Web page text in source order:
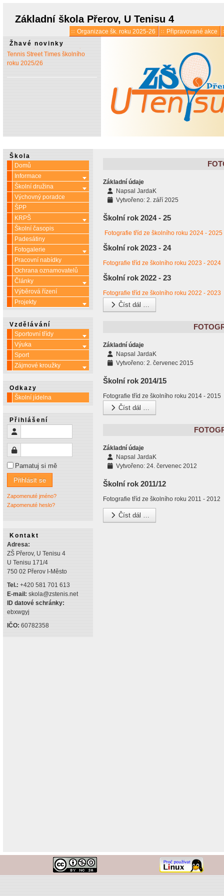
Základní škola Přerov, U Tenisu 4
Organizace šk. roku 2025-26
Připravované akce
Žhavé novinky
prázdninách
* 13. 5.:Vyšlo 6. číslo časopisu
Tennis Street Times školního
roku 2025/26
Škola
Domů
Informace
Více o: Informace
Školní družina Více o: Školní družina
Výchovný poradce
ŠPP
KRPŠ
Více o: KRPŠ
Školní časopis
Padesátiny
Fotogalerie
Více o: Fotogalerie
Pracovní nabídky
Ochrana oznamovatelů
Články
Více o: Články
Výběrová řízení
Projekty
Více o: Projekty
Vzdělávání
Sportovní třídy
Více o: Sportovní třídy
Výuka Více o: Výuka
Sport
Zájmové kroužky
Více o: Zájmové kroužky
Odkazy
Školní jídelna
Přihlášení
Heslo
Pamatuj si mě
Přihlásit se
Zapomenuté jméno?
Zapomenuté heslo?
Kontakt
Adresa:
ZŠ Přerov, U Tenisu 4
U Tenisu 171/4
750 02 Přerov I-Město
Tel.: +420 581 701 613
E-mail: skola@zstenis.net
ID datové schránky:
ebxwgyj
IČO: 60782358
Základní údaje
Napsal JardaK
Vytvořeno: 2. září 2025
Školní rok 2024 - 25
Fotografie tříd ze školního roku 2024 - 2025
Školní rok 2023 - 24
Fotografie tříd ze školního roku 2023 - 2024
Školní rok 2022 - 23
Fotografie tříd ze školního roku 2022 - 2023
Číst dál …
Základní údaje
Napsal JardaK
Vytvořeno: 2. červenec 2015
Školní rok 2014/15
Fotografie tříd ze školního roku 2014 - 2015
Číst dál …
Základní údaje
Napsal JardaK
Vytvořeno: 24. červenec 2012
Školní rok 2011/12
Fotografie tříd ze školního roku 2011 - 2012
Číst dál …